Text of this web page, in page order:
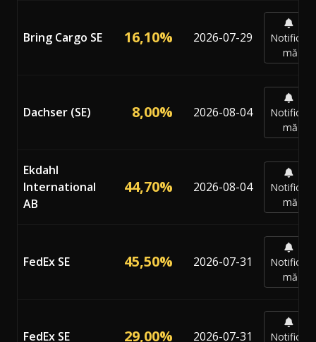
Bring Cargo SE 16,10% 2026-07-29
Notifică-
mă
Dachser (SE) 8,00% 2026-08-04
Notifică-
mă
Ekdahl
International
AB
44,70% 2026-08-04
Notifică-
mă
FedEx SE 45,50% 2026-07-31
Notifică-
mă
FedEx SE 29,00% 2026-07-31
Notifică-